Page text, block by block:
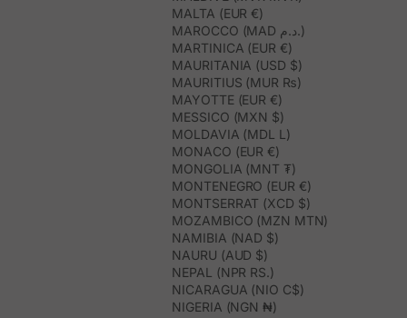
MALTA (EUR €)
MAROCCO (MAD د.م.)
MARTINICA (EUR €)
MAURITANIA (USD $)
MAURITIUS (MUR ₨)
MAYOTTE (EUR €)
MESSICO (MXN $)
MOLDAVIA (MDL L)
MONACO (EUR €)
MONGOLIA (MNT ₮)
MONTENEGRO (EUR €)
MONTSERRAT (XCD $)
MOZAMBICO (MZN MTN)
NAMIBIA (NAD $)
NAURU (AUD $)
NEPAL (NPR RS.)
NICARAGUA (NIO C$)
NIGERIA (NGN ₦)